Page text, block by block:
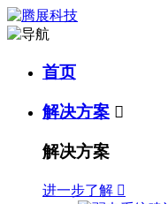
首页
解决方案 
解决方案
进一步了解 